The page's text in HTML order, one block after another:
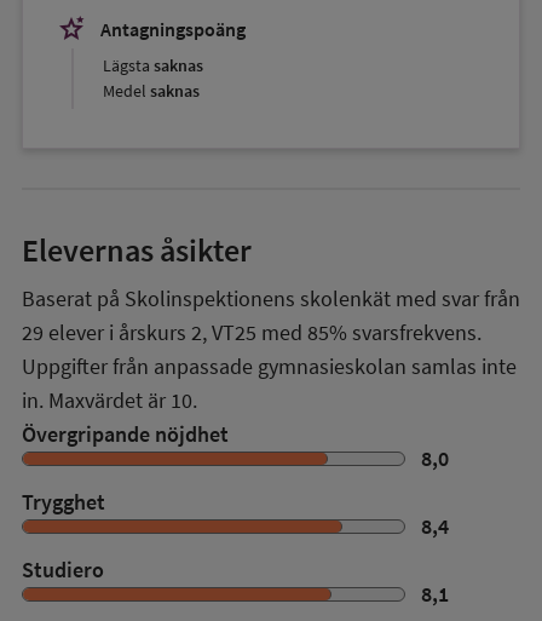
stars_2
Antagningspoäng
Lägsta saknas
Medel saknas
Elevernas åsikter
Baserat på Skolinspektionens skolenkät med svar från
29 elever i årskurs 2,VT25 med 85% svarsfrekvens.
Uppgifter från anpassade gymnasieskolan samlas inte
in. Maxvärdet är 10.
Övergripande nöjdhet
8,0
Trygghet
8,4
Studiero
8,1